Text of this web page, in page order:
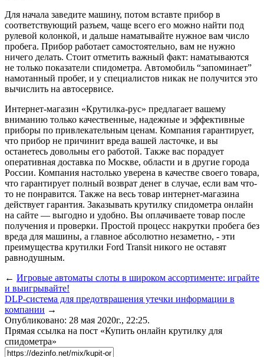
Для начала заведите машину, потом вставте прибор в
соответствующий разъем, чаще всего его можно найти под
рулевой колонкой, и дальше наматывайте нужное вам число
пробега. Прибор работает самостоятельно, вам не нужно
ничего делать. Стоит отметить важный факт: наматываются
не только показатели спидометра. Автомобиль “запоминает”
намотанный пробег, и у специалистов никак не получится это
вычислить на автосервисе.
Интернет-магазин «Крутилка-рус» предлагает вашему
вниманию только качественные, надежные и эффективные
приборы по привлекательным ценам. Компания гарантирует,
что прибор не причинит вреда вашей ласточке, и вы
останетесь довольны его работой. Также вас порадует
оперативная доставка по Москве, области и в другие города
России. Компания настолько уверена в качестве своего товара,
что гарантирует полный возврат денег в случае, если вам что-
то не понравится. Также на весь товар интернет-магазина
действует гарантия. Заказывать крутилку спидометра онлайн
на сайте — выгодно и удобно. Вы оплачиваете товар после
получения и проверки. Простой процесс накрутки пробега без
вреда для машины, а главное абсолютно незаметно, - эти
преимущества крутилки Ford Transit никого не оставят
равнодушным.
← Игровые автоматы слоты в широком ассортименте: играйте
и выигрывайте!
DLP-система для предотвращения утечки информации в
компании →
Опубликовано: 28 мая 2020г., 22:25.
Прямая ссылка на пост «Купить онлайн крутилку для
спидометра»